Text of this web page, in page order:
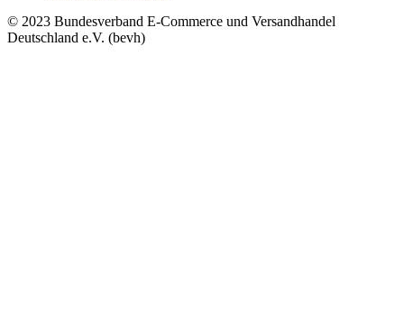
© 2023 Bundesverband E-Commerce und Versandhandel
Deutschland e.V. (bevh)